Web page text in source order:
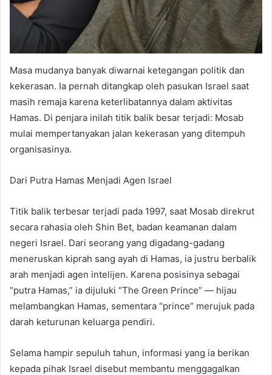
Masa mudanya banyak diwarnai ketegangan politik dan
kekerasan. Ia pernah ditangkap oleh pasukan Israel saat
masih remaja karena keterlibatannya dalam aktivitas
Hamas. Di penjara inilah titik balik besar terjadi: Mosab
mulai mempertanyakan jalan kekerasan yang ditempuh
organisasinya.
Dari Putra Hamas Menjadi Agen Israel
Titik balik terbesar terjadi pada 1997, saat Mosab direkrut
secara rahasia oleh Shin Bet, badan keamanan dalam
negeri Israel. Dari seorang yang digadang-gadang
meneruskan kiprah sang ayah di Hamas, ia justru berbalik
arah menjadi agen intelijen. Karena posisinya sebagai
“putra Hamas,” ia dijuluki “The Green Prince” — hijau
melambangkan Hamas, sementara “prince” merujuk pada
darah keturunan keluarga pendiri.
Selama hampir sepuluh tahun, informasi yang ia berikan
kepada pihak Israel disebut membantu menggagalkan